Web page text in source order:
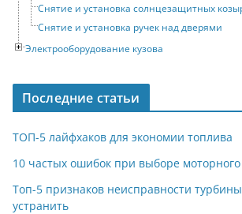
Снятие и установка солнцезащитных
Снятие и установка ручек над дверями
Электрооборудование кузова
Последние статьи
ТОП-5 лайфхаков для экономии топлива
10 частых ошибок при выборе
Топ-5 признаков неисправности
устранить